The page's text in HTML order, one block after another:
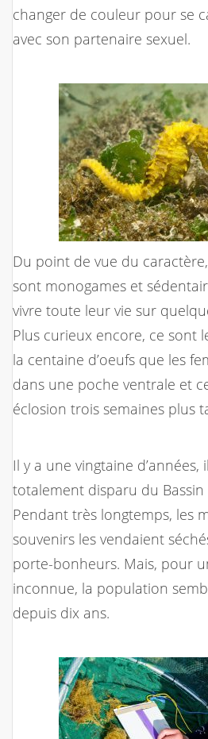
changer de couleur pour se
avec son partenaire sexuel.
Du point de vue du
sont monogames et
vivre toute leur vie sur
Plus curieux encore, ce sont
la centaine d’oeufs que les
dans une poche ventrale et
éclosion trois semaines plus
Il y a une vingtaine d’années,
totalement disparu du Bassin
Pendant très longtemps, les
souvenirs les vendaient
porte-bonheurs. Mais, pour
inconnue, la population
depuis dix ans.